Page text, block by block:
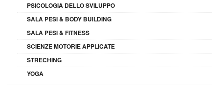
PSICOLOGIA DELLO SVILUPPO
SALA PESI & BODY BUILDING
SALA PESI & FITNESS
SCIENZE MOTORIE APPLICATE
STRECHING
YOGA